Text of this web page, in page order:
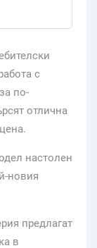
с
по-
отлична
настолен
новия
предлагат
в